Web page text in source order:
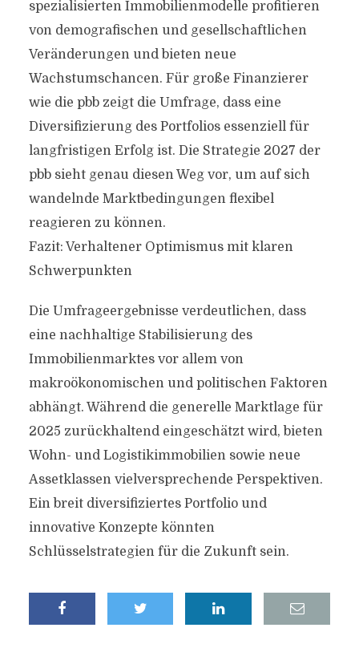
spezialisierten Immobilienmodelle profitieren
von demografischen und gesellschaftlichen
Veränderungen und bieten neue
Wachstumschancen. Für große Finanzierer
wie die pbb zeigt die Umfrage, dass eine
Diversifizierung des Portfolios essenziell für
langfristigen Erfolg ist. Die Strategie 2027 der
pbb sieht genau diesen Weg vor, um auf sich
wandelnde Marktbedingungen flexibel
reagieren zu können.
Fazit: Verhaltener Optimismus mit klaren
Schwerpunkten
Die Umfrageergebnisse verdeutlichen, dass
eine nachhaltige Stabilisierung des
Immobilienmarktes vor allem von
makroökonomischen und politischen Faktoren
abhängt. Während die generelle Marktlage für
2025 zurückhaltend eingeschätzt wird, bieten
Wohn- und Logistikimmobilien sowie neue
Assetklassen vielversprechende Perspektiven.
Ein breit diversifiziertes Portfolio und
innovative Konzepte könnten
Schlüsselstrategien für die Zukunft sein.